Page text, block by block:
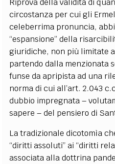
Riprova della validità di
circostanza per cui gli
celeberrima pronuncia,
“espansione” della
giuridiche, non più limitate
partendo dalla menzionata
funse da apripista ad una
norma di cui all’art. 2.043
dubbio impregnata –
sapere – del pensiero di
La tradizionale dicotomìa
“diritti assoluti” ai “diritti
associata alla dottrina